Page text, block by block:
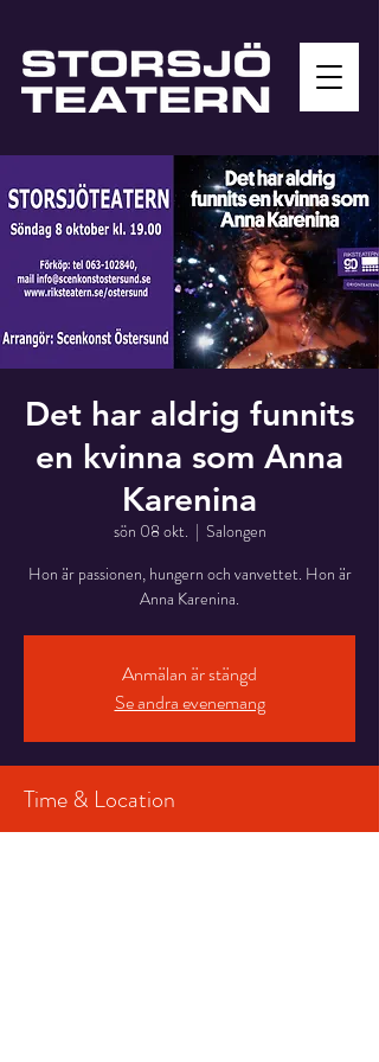
Det har aldrig funnits
en kvinna som Anna
Karenina
sön 08 okt.
  |
Salongen
Hon är passionen, hungern och vanvettet. Hon är
Anna Karenina.
Anmälan är stängd
Se andra evenemang
Time & Location